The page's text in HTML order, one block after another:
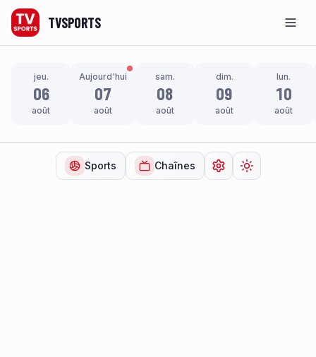
TVSPORTS
jeu.
06
août
Aujourd'hui
07
août
sam.
08
août
dim.
09
août
lun.
10
août
Sports Chaînes Ouvrir lesChanger de